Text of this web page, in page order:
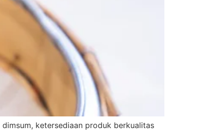
ketersediaan produk berkualitas